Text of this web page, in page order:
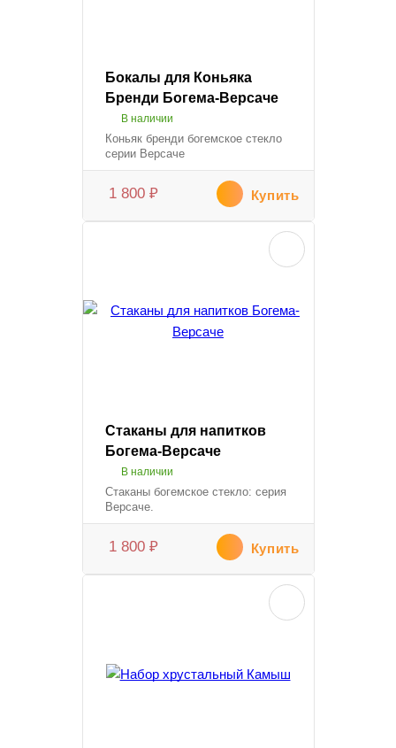
Бокалы для Коньяка
Бренди Богема-Версаче
В наличии
Коньяк бренди богемское стекло
серии Версаче
1 800 ₽ Купить
Стаканы для напитков
Богема-Версаче
В наличии
Стаканы богемское стекло: серия
Версаче.
1 800 ₽ Купить